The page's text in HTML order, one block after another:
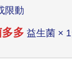
限動
多 益生菌 ×